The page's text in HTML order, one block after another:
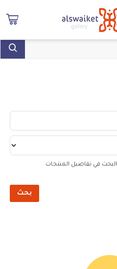
البحث في تفاصيل المنتجات
بحث